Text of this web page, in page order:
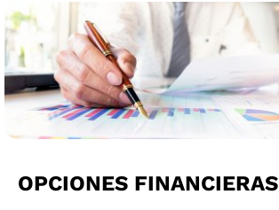
OPCIONES FINANCIERAS